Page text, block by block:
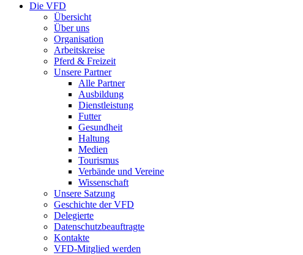
Die VFD
Übersicht
Über uns
Organisation
Arbeitskreise
Pferd & Freizeit
Unsere Partner
Alle Partner
Ausbildung
Dienstleistung
Futter
Gesundheit
Haltung
Medien
Tourismus
Verbände und Vereine
Wissenschaft
Unsere Satzung
Geschichte der VFD
Delegierte
Datenschutzbeauftragte
Kontakte
VFD-Mitglied werden